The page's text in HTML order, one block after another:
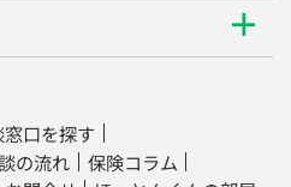
口を探す
の流れ
保険コラム